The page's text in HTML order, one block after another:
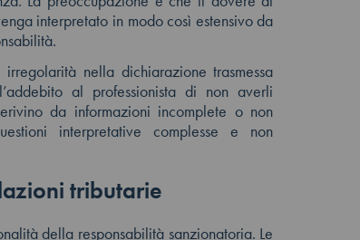
interpretato in modo così estensivo da
nella dichiarazione trasmessa
al professionista di non averli
da informazioni incomplete o non
interpretative complesse e non
tributarie
della responsabilità sanzionatoria. Le